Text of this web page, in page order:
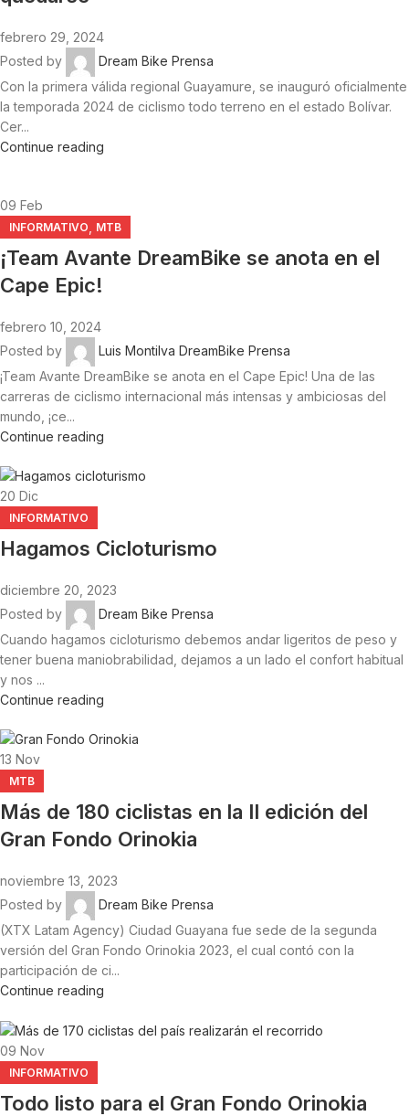
febrero 29, 2024
Posted by
Dream Bike Prensa
Con la primera válida regional Guayamure, se inauguró oficialmente
la temporada 2024 de ciclismo todo terreno en el estado Bolívar.
Cer...
Continue reading
09 Feb
INFORMATIVO MTB
¡Team Avante DreamBike se anota en el
Cape Epic!
febrero 10, 2024
Posted by
Luis Montilva DreamBike Prensa
¡Team Avante DreamBike se anota en el Cape Epic! Una de las
carreras de ciclismo internacional más intensas y ambiciosas del
mundo, ¡ce...
Continue reading
20 Dic
INFORMATIVO
Hagamos Cicloturismo
diciembre 20, 2023
Posted by
Dream Bike Prensa
Cuando hagamos cicloturismo debemos andar ligeritos de peso y
tener buena maniobrabilidad, dejamos a un lado el confort habitual
y nos ...
Continue reading
13 Nov
MTB
Más de 180 ciclistas en la II edición del
Gran Fondo Orinokia
noviembre 13, 2023
Posted by
Dream Bike Prensa
(XTX Latam Agency) Ciudad Guayana fue sede de la segunda
versión del Gran Fondo Orinokia 2023, el cual contó con la
participación de ci...
Continue reading
09 Nov
INFORMATIVO
Todo listo para el Gran Fondo Orinokia